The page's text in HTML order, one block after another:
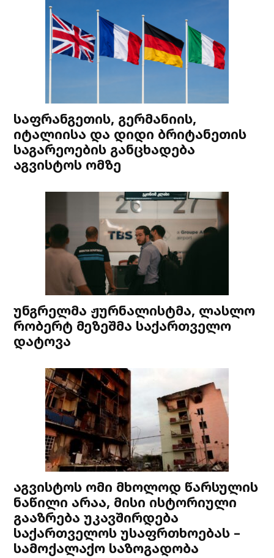
საფრანგეთის, გერმანიის,
იტალიისა და დიდი ბრიტანეთის
საგარეოების განცხადება
აგვისტოს ომზე
უნგრელმა ჟურნალისტმა, ლასლო
რობერტ მეზეშმა საქართველო
დატოვა
აგვისტოს ომი მხოლოდ წარსულის
ნაწილი არაა, მისი ისტორიული
გააზრება უკავშირდება
საქართველოს უსაფრთხოებას –
სამოქალაქო საზოგადობა